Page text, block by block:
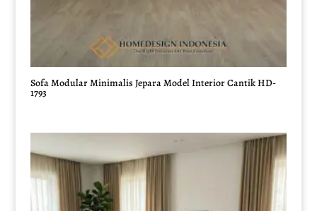
Sofa Modular Minimalis Jepara Model Interior Cantik HD-
1793